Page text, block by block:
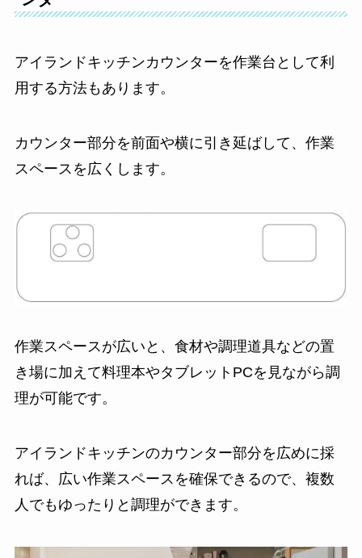
アイランドキッチンカウンターを作業台として利
用する方法もあります。
カウンター部分を前面や横に引き延ばして、作業
スペースを広くします。
作業スペースが広いと、食材や調理道具などの置
き場に加えて料理本やタブレットPCを見ながら調
理が可能です。
アイランドキッチンのカウンター部分を広めに採
れば、広い作業スペースを確保できるので、複数
人でもゆったりと調理ができます。